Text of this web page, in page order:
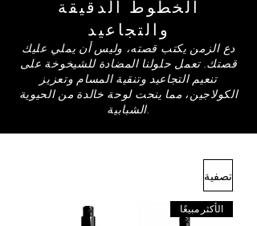
الخطوط الدقيقة
والتجاعيد
دع الزمن يكتب قصته، وليس أن يملي عليك
قصتك. تعمل حلولنا المضادة للشيخوخة على
تنعيم التجاعيد وتنقية المسام وتعزيز
الكولاجين، مما ينحت لوحة خالدة من الحيوية
الشبابية.
تصفية
الأكثر مبيعًا